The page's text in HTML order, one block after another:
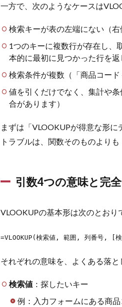
示を整える
4
スプ
レッドシ
ート
VLOOKUP
の応用パ
4.1
一致
とワ
イル
4.2
で階
定を
4.3
別シー
参照と
IMPORTRANGE
一方で、次のようなケースは
検索キーが表の左端にない（右
1つのキーに複数行が存在し、
本的に最初に見つかった行を返
検索条件が複数（「商品コード
値を引くだけでなく、集計や
合があります）
まずは「VLOOKUPが得意な形
トラブルは、関数そのものより
引数4つの意味と完
VLOOKUPの基本形は次のとおり
=VLOOKUP(検索値, 範囲, 列番号, [
それぞれの意味を、よくある落と
検索値 ：探したいキー
例：入力フォームにある商品